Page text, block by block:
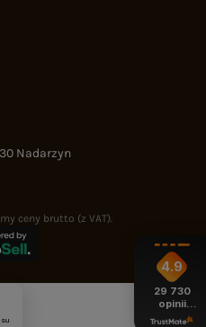
Nadarzyn
ceny brutto (z VAT).
4.9
29 730
opinii
z całego